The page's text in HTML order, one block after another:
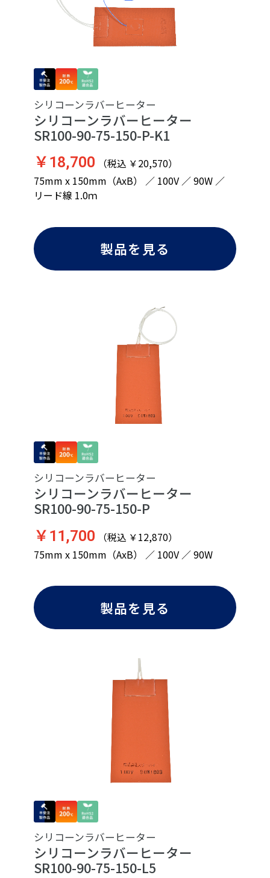
シリコーンラバーヒーター
シリコーンラバーヒーター
SR100-90-75-150-P-K1
￥18,700 （税込 ￥20,570）
75mm x 150mm（AxB） ／ 100V ／ 90W ／
リード線 1.0ｍ
製品を見る
シリコーンラバーヒーター
シリコーンラバーヒーター
SR100-90-75-150-P
￥11,700 （税込 ￥12,870）
75mm x 150mm（AxB） ／ 100V ／ 90W
製品を見る
シリコーンラバーヒーター
シリコーンラバーヒーター
SR100-90-75-150-L5